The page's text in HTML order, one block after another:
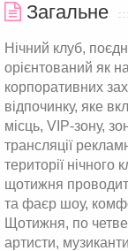
Загальне
Нічний клуб,
орієнтований як
корпоративних
відпочинку, яке
місць, VIP-зону,
трансляції
території
щотижня
та фаєр шоу,
Щотижня, по
артисти,